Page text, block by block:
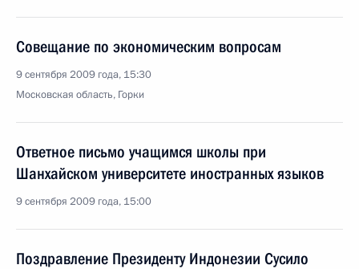
Совещание по экономическим вопросам
9 сентября 2009 года, 15:30
Московская область, Горки
Ответное письмо учащимся школы при
Шанхайском университете иностранных языков
9 сентября 2009 года, 15:00
Поздравление Президенту Индонезии Сусило